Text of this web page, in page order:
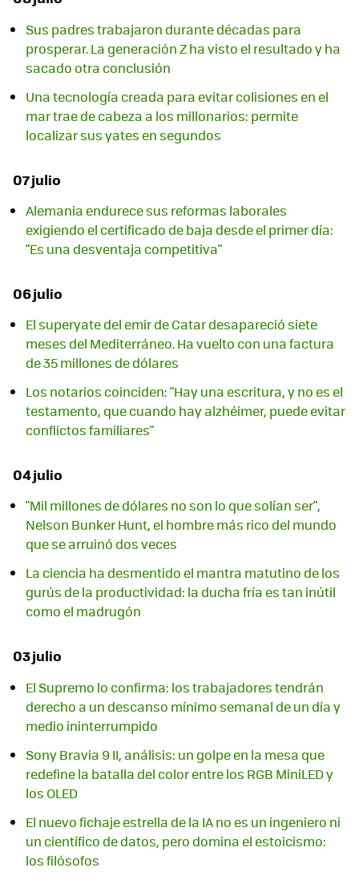
Sus padres trabajaron durante décadas para
prosperar. La generación Z ha visto el resultado y ha
sacado otra conclusión
Una tecnología creada para evitar colisiones en el
mar trae de cabeza a los millonarios: permite
localizar sus yates en segundos
07 julio
Alemania endurece sus reformas laborales
exigiendo el certificado de baja desde el primer día:
"Es una desventaja competitiva"
06 julio
El superyate del emir de Catar desapareció siete
meses del Mediterráneo. Ha vuelto con una factura
de 35 millones de dólares
Los notarios coinciden: "Hay una escritura, y no es el
testamento, que cuando hay alzhéimer, puede evitar
conflictos familiares"
04 julio
"Mil millones de dólares no son lo que solían ser",
Nelson Bunker Hunt, el hombre más rico del mundo
que se arruinó dos veces
La ciencia ha desmentido el mantra matutino de los
gurús de la productividad: la ducha fría es tan inútil
como el madrugón
03 julio
El Supremo lo confirma: los trabajadores tendrán
derecho a un descanso mínimo semanal de un día y
medio ininterrumpido
Sony Bravia 9 II, análisis: un golpe en la mesa que
redefine la batalla del color entre los RGB MiniLED y
los OLED
El nuevo fichaje estrella de la IA no es un ingeniero ni
un científico de datos, pero domina el estoicismo:
los filósofos